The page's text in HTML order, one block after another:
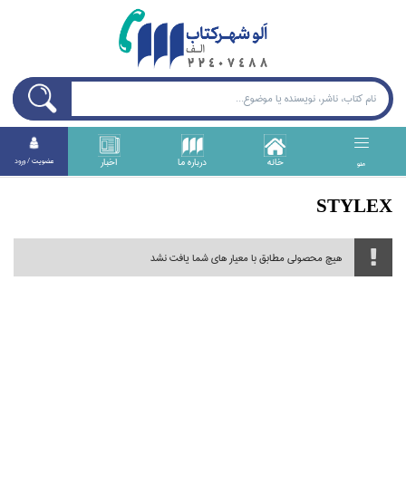
منو خانه درباره ما اخبار عضويت / ورود
STYLEX
هیچ محصولی مطابق با معیار های شما یافت نشد